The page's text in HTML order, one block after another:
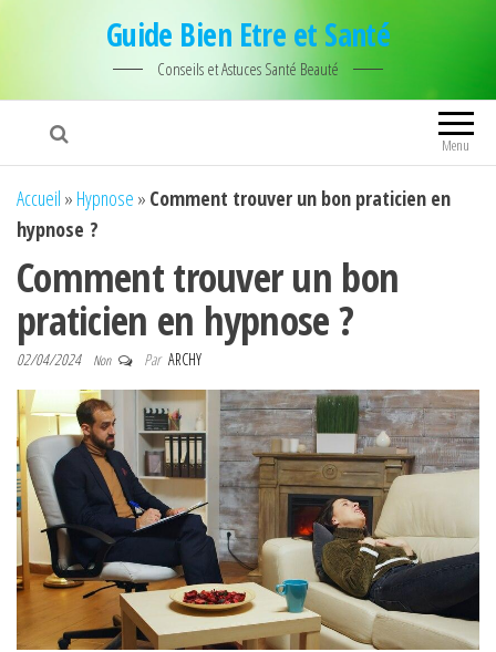
Guide Bien Etre et Santé
Conseils et Astuces Santé Beauté
Menu
Accueil » Hypnose » Comment trouver un bon praticien en
hypnose ?
Comment trouver un bon
praticien en hypnose ?
02/04/2024 Non Par ARCHY